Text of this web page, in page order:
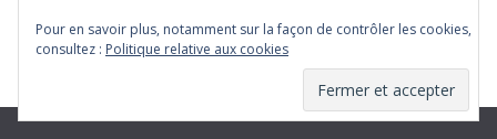
Pour en savoir plus, notamment sur la façon de contrôler les cookies,
consultez : Politique relative aux cookies